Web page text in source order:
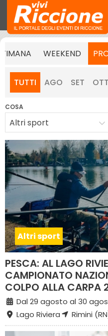
WEEKEND
TUTTI AGO SET OTT
COSA
Altri sport
Altri sport
PESCA: AL LAGO
CAMPIONATO
COLPO ALLA CARPA
Dal 29 agosto al 30
Lago Riviera
Rimini